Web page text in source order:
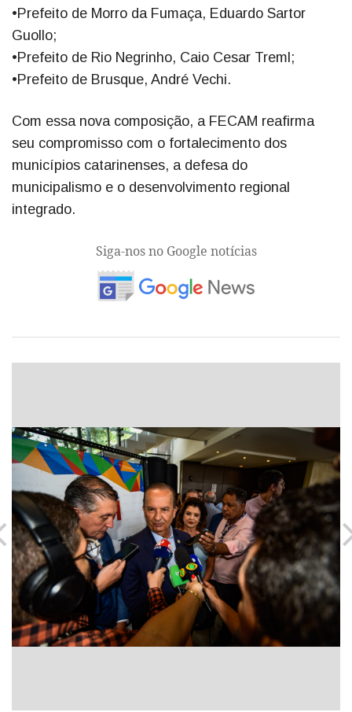
•Prefeito de Morro da Fumaça, Eduardo Sartor
Guollo;
•Prefeito de Rio Negrinho, Caio Cesar Treml;
•Prefeito de Brusque, André Vechi.
Com essa nova composição, a FECAM reafirma
seu compromisso com o fortalecimento dos
municípios catarinenses, a defesa do
municipalismo e o desenvolvimento regional
integrado.
Siga-nos no Google notícias